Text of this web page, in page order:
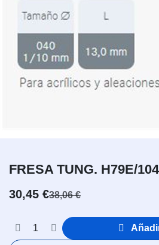
FRESA TUNG. H79E/
30,45 €38,06€